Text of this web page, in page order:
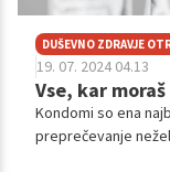
DUŠEVNO ZDRAVJE
19. 07. 2024 04.13
Vse, kar
Kondomi so ena
preprečevanje